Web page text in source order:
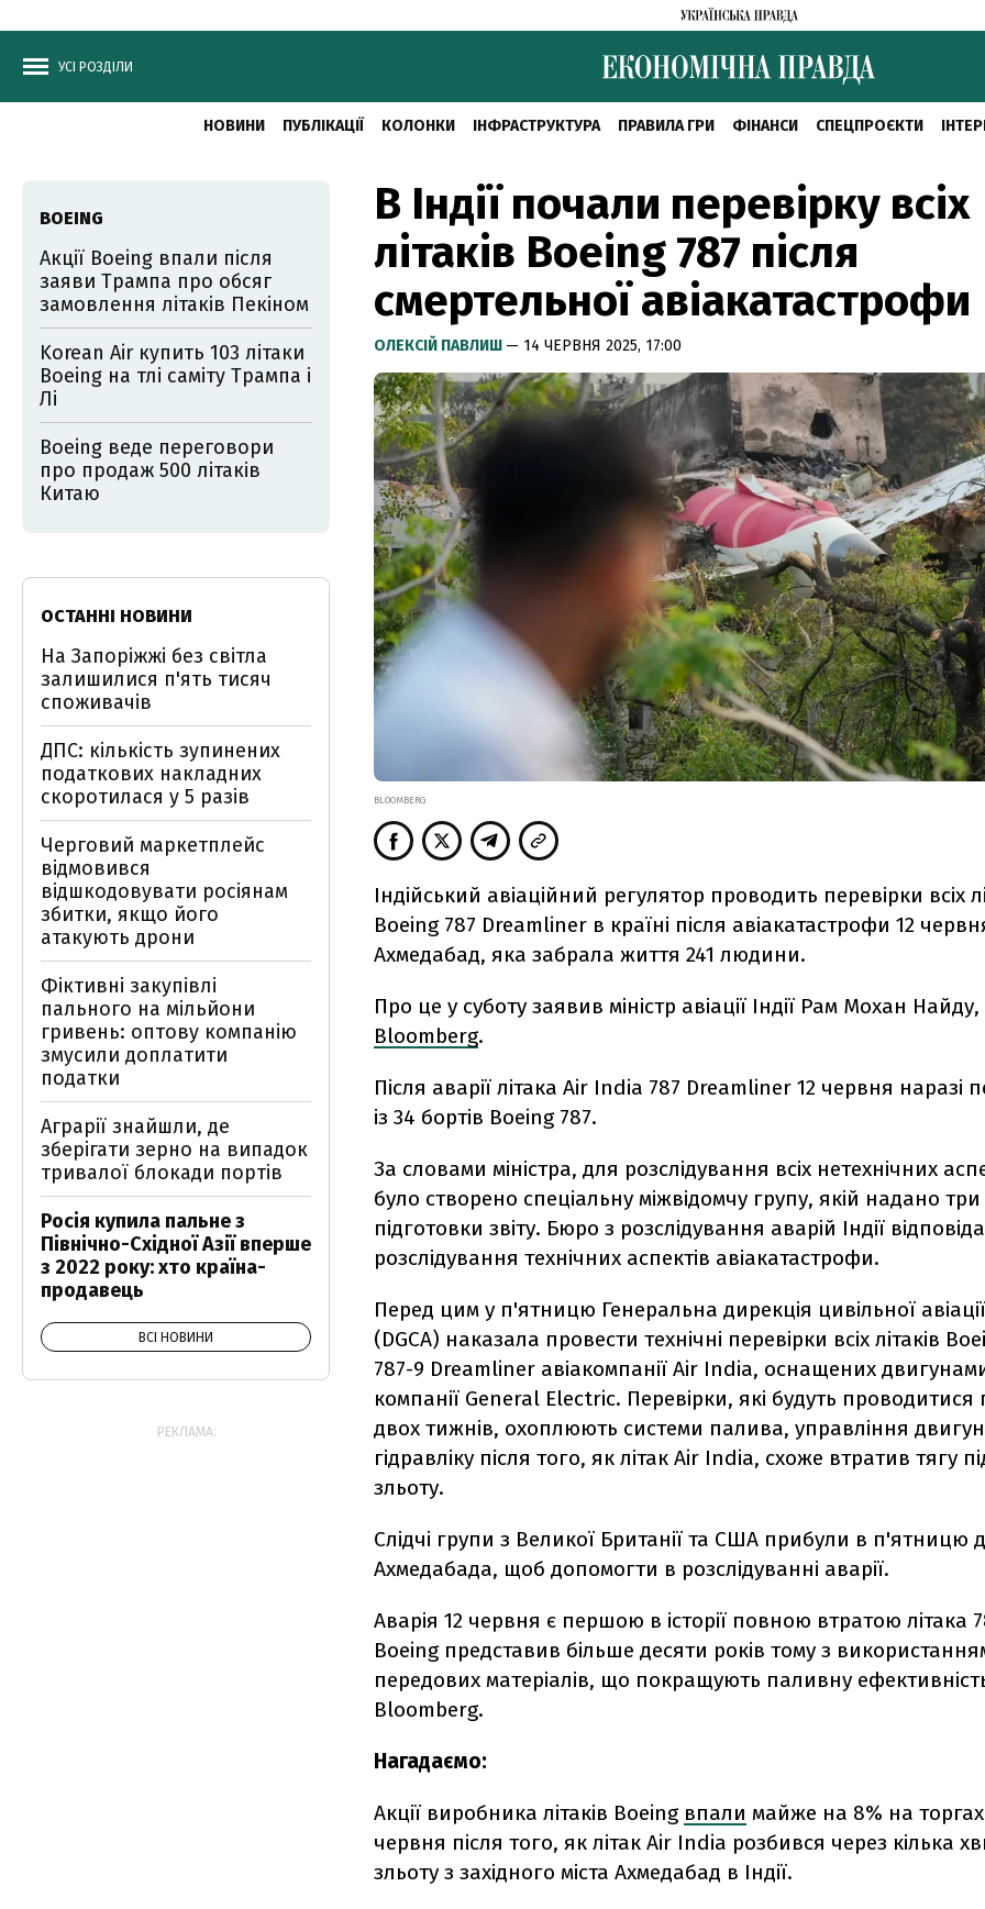
УСІ РОЗДІЛИ
НОВИНИ ПУБЛІКАЦІЇ КОЛОНКИ ІНФРАСТРУКТУРА ПРАВИЛА ГРИ ФІНАНСИ СПЕЦПРОЄКТИ
В Індії почали перевірку всіх
літаків Boeing 787 після
смертельної авіакатастрофи
ОЛЕКСІЙ ПАВЛИШ — 14 ЧЕРВНЯ 2025, 17:00
BLOOMBERG
Індійський авіаційний регулятор проводить перевірки всіх
Boeing 787 Dreamliner в країні після авіакатастрофи 12
Ахмедабад, яка забрала життя 241 людини.
Про це у суботу заявив міністр авіації Індії Рам Мохан
Bloomberg.
Після аварії літака Air India 787 Dreamliner 12 червня наразі
із 34 бортів Boeing 787.
За словами міністра, для розслідування всіх нетехнічних
було створено спеціальну міжвідомчу групу, якій надано три
підготовки звіту. Бюро з розслідування аварій Індії
розслідування технічних аспектів авіакатастрофи.
Перед цим у п'ятницю Генеральна дирекція цивільної авіації
(DGCA) наказала провести технічні перевірки всіх літаків
787-9 Dreamliner авіакомпанії Air India, оснащених
компанії General Electric. Перевірки, які будуть проводитися
двох тижнів, охоплюють системи палива, управління
гідравліку після того, як літак Air India, схоже втратив тягу
зльоту.
Слідчі групи з Великої Британії та США прибули в п'ятницю
Ахмедабада, щоб допомогти в розслідуванні аварії.
Аварія 12 червня є першою в історії повною втратою літака
Boeing представив більше десяти років тому з
передових матеріалів, що покращують паливну
Bloomberg.
Нагадаємо:
Акції виробника літаків Boeing впали майже на 8% на
червня після того, як літак Air India розбився через кілька
зльоту з західного міста Ахмедабад в Індії.
BOEING
Акції Boeing впали після
заяви Трампа про обсяг
замовлення літаків Пекіном
Korean Air купить 103 літаки
Boeing на тлі саміту Трампа і
Лі
Boeing веде переговори
про продаж 500 літаків
Китаю
ОСТАННІ НОВИНИ
На Запоріжжі без світла
залишилися п'ять тисяч
споживачів
ДПС: кількість зупинених
податкових накладних
скоротилася у 5 разів
Черговий маркетплейс
відмовився
відшкодовувати росіянам
збитки, якщо його
атакують дрони
Фіктивні закупівлі
пального на мільйони
гривень: оптову компанію
змусили доплатити
податки
Аграрії знайшли, де
зберігати зерно на випадок
тривалої блокади портів
Росія купила пальне з
Північно-Східної Азії вперше
з 2022 року: хто країна-
продавець
ВСІ НОВИНИ
РЕКЛАМА: